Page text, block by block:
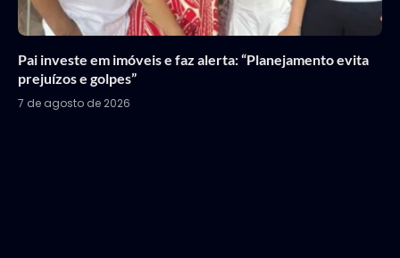
Pai investe em imóveis e faz alerta: “Planejamento evita
prejuízos e golpes”
7 de agosto de 2026